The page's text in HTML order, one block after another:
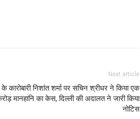
Next article
कारोबारी निशांत शर्मा पर सचिन श्रीधर ने किया एक
मानहानि का केस, दिल्ली की अदालत ने जारी किया
नोटिस